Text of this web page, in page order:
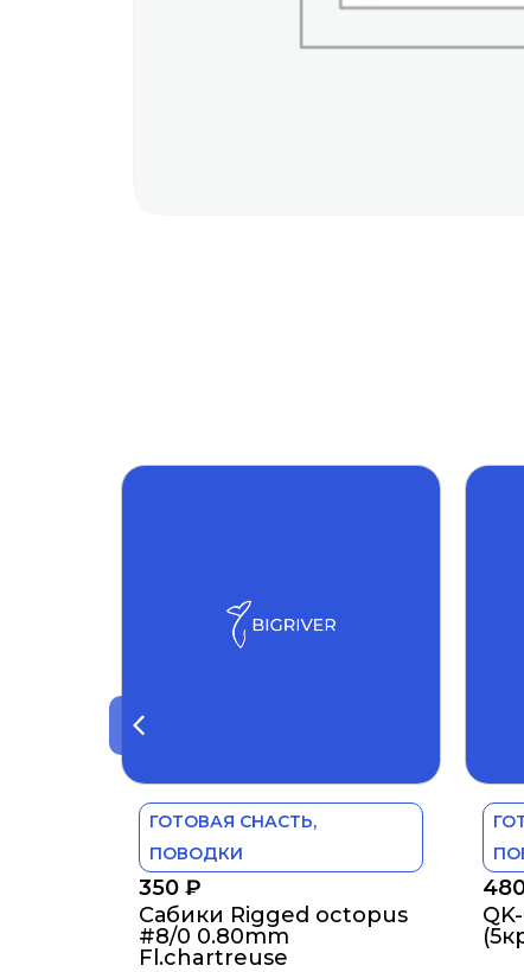
ГОТОВАЯ СНАСТЬ,
ПОВОДКИ
350 ₽
Сабики Rigged octopus
#8/0 0.80mm
Fl.chartreuse